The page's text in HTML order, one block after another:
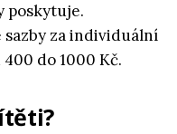
poskytuje.
za individuální
do 1000 Kč.